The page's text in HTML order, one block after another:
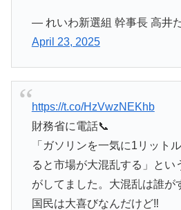
— れいわ新選組 幹事長 高井
April 23, 2025
https://t.co/HzVwzNEKhb
財務省に電話📞
「ガソリンを一気に1リット
ると市場が大混乱する」とい
がしてました。大混乱は誰が
国民は大喜びなんだけど‼️